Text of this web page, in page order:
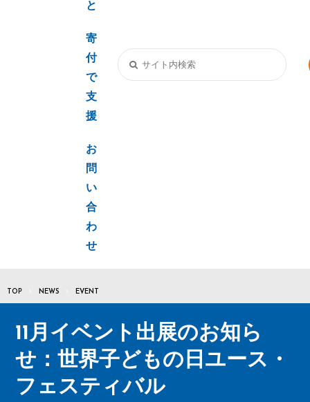
と
寄
付
で
支
援
お
問
い
合
わ
せ
TOP NEWS EVENT
11月イベント出展のお知ら
せ：世界子どもの日ユース・
フェスティバル